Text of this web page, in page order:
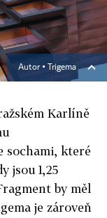
Autor ▪ Trigema
Karlíně
sochami, které
jsou 1,25
by měl
je zároveň